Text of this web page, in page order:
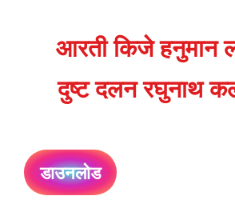
आरती किजे हनुमान
दुष्ट दलन रघुनाथ
डाउनलोड